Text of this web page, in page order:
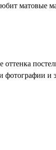
матовые
фотографии и